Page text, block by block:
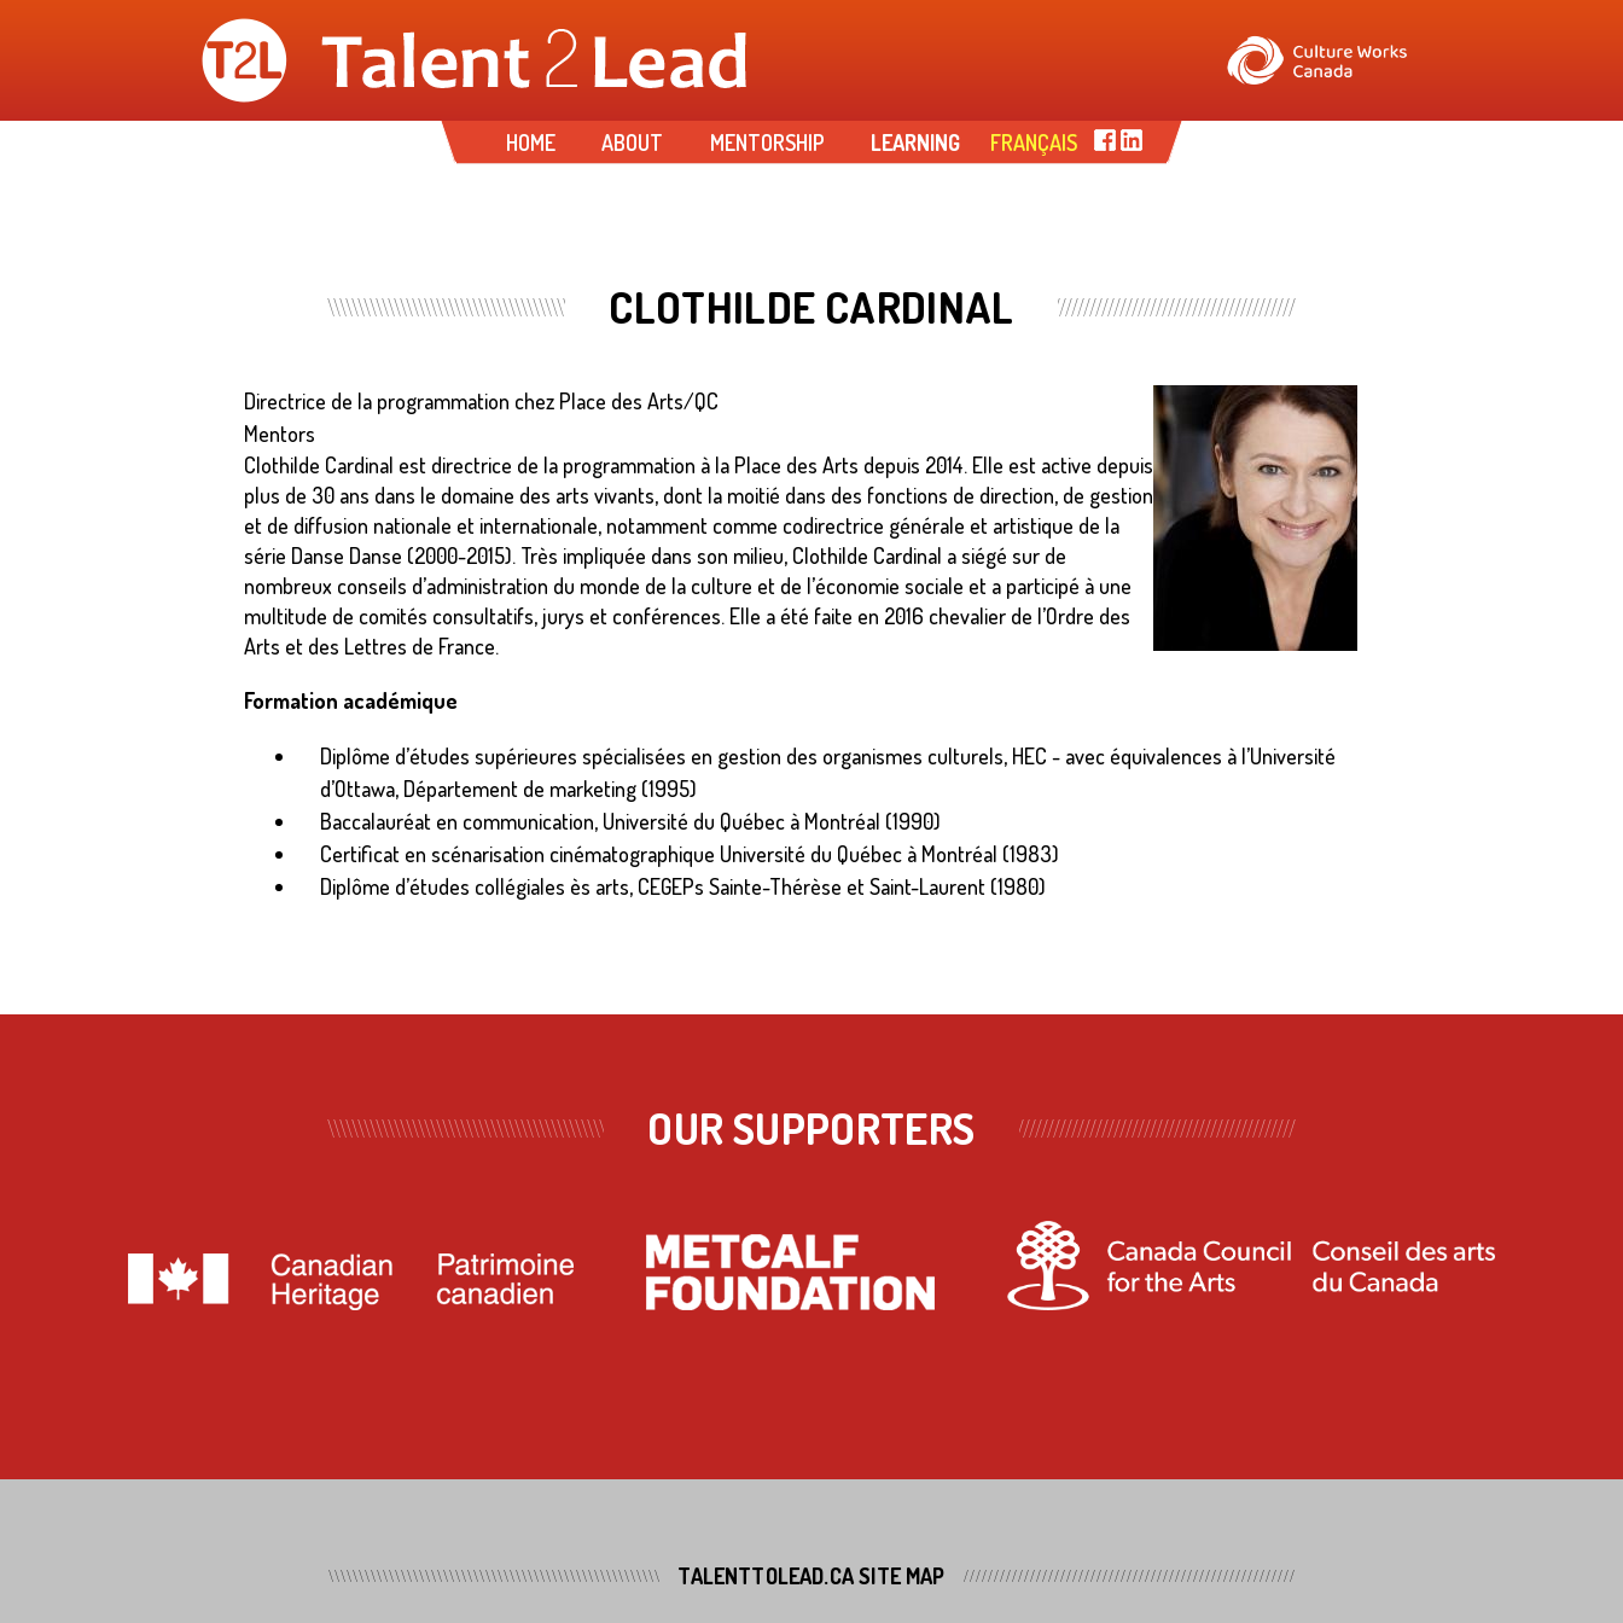
main
content
HOME ABOUT MENTORSHIP LEARNING FRANÇAIS
CLOTHILDE CARDINAL
Directrice de la programmation chez Place des Arts/QC
Mentors
Clothilde Cardinal est directrice de la programmation à la Place des Arts depuis 2014. Elle est active depuis
plus de 30 ans dans le domaine des arts vivants, dont la moitié dans des fonctions de direction, de gestion
et de diffusion nationale et internationale, notamment comme codirectrice générale et artistique de la
série Danse Danse (2000-2015). Très impliquée dans son milieu, Clothilde Cardinal a siégé sur de
nombreux conseils d’administration du monde de la culture et de l’économie sociale et a participé à une
multitude de comités consultatifs, jurys et conférences. Elle a été faite en 2016 chevalier de l’Ordre des
Arts et des Lettres de France.
Formation académique
Diplôme d’études supérieures spécialisées en gestion des organismes culturels, HEC - avec équivalences à l’Université
d’Ottawa, Département de marketing (1995)
Baccalauréat en communication, Université du Québec à Montréal (1990)
Certificat en scénarisation cinématographique Université du Québec à Montréal (1983)
Diplôme d’études collégiales ès arts, CEGEPs Sainte-Thérèse et Saint-Laurent (1980)
OUR SUPPORTERS
TALENTTOLEAD.CA SITE MAP